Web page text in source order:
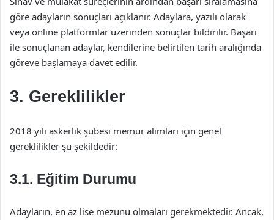
göre adayların sonuçları açıklanır. Adaylara, yazılı olarak
veya online platformlar üzerinden sonuçlar bildirilir. Başarı
ile sonuçlanan adaylar, kendilerine belirtilen tarih aralığında
göreve başlamaya davet edilir.
3. Gereklilikler
2018 yılı askerlik şubesi memur alımları için genel
gereklilikler şu şekildedir:
3.1. Eğitim Durumu
Adayların, en az lise mezunu olmaları gerekmektedir. Ancak,